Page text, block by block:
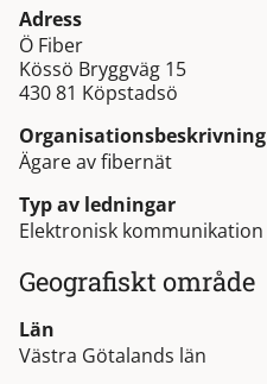
Adress
Ö Fiber
Kössö Bryggväg 15
430 81 Köpstadsö
Organisationsbeskrivning
Ägare av fibernät
Typ av ledningar
Elektronisk kommunikation
Geografiskt område
Län
Västra Götalands län